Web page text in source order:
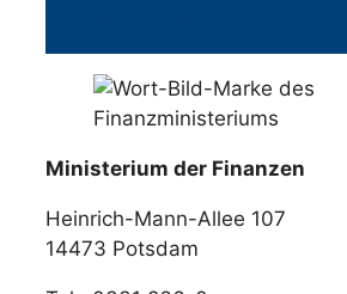
Ministerium der Finanzen
Heinrich-Mann-Allee 107
14473 Potsdam